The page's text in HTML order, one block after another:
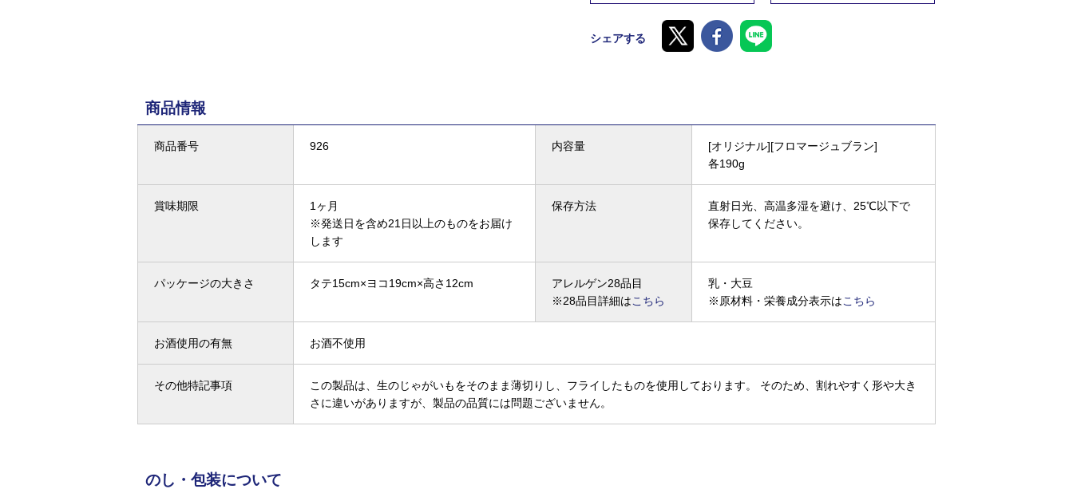
シェアする
商品情報
商品番号 926 内容量
[オリジナル][フロマージュブラン]
各190g
賞味期限
1ヶ月
※発送日を含め21日以上のものをお届け
します
保存方法
直射日光、高温多湿を避け、25℃以下で
保存してください。
パッケージの大きさ タテ15cm×ヨコ19cm×高さ12cm
アレルゲン28品目
※28品目詳細はこちら
乳・大豆
※原材料・栄養成分表示はこちら
お酒使用の有無 お酒不使用
その他特記事項
この製品は、生のじゃがいもをそのまま薄切りし、フライしたものを使用しております。 そのため、割れやすく形や大き
さに違いがありますが、製品の品質には問題ございません。
のし・包装について